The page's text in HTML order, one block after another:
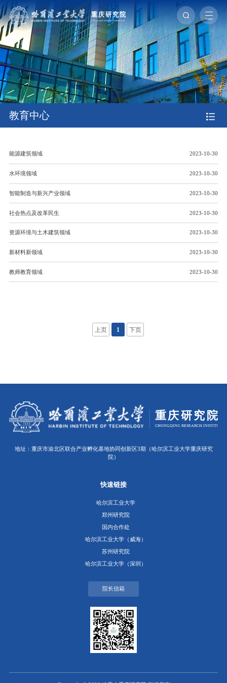
教育中心
能源建筑领域 2023-10-30
水环境领域 2023-10-30
智能制造与新兴产业领域 2023-10-30
社会热点及改革民生 2023-10-30
资源环境与土木建筑领域 2023-10-30
新材料新领域 2023-10-30
教师教育领域 2023-10-30
上页 1 下页
地址：重庆市渝北区联合产业孵化基地协同创新区3期（哈尔滨工业大学重庆研究
院）
快速链接
哈尔滨工业大学
郑州研究院
国内合作处
哈尔滨工业大学（威海）
苏州研究院
哈尔滨工业大学（深圳）
院长信箱